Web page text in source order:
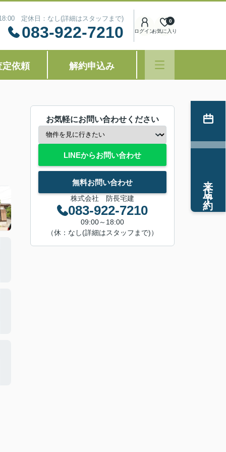
定休日：なし(詳細はスタッフまで)
083-922-7210 ログインお気に入り
0
定依頼 解約申込み
お気軽にお問い合わせください
LINEからお問い合わせ
無料お問い合わせ
株式会社 防長宅建
083-922-7210
09:00～18:00
（休：なし(詳細はスタッフまで)）
来店予約